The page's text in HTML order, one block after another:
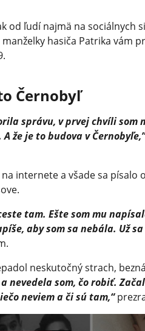
od ľudí najmä na sociálnych
hasiča Patrika vám
Černobyľ
správu, v prvej chvíli som
že je to budova v
internete a všade sa písalo
tam. Ešte som mu
aby som sa nebála. Už sa
neskutočný strach,
nevedela som, čo robiť.
neviem a či sú tam,“